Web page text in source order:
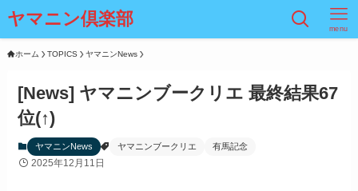
ヤマニン倶楽部 menu
ホーム TOPICS ヤマニンNews
[News] ヤマニンブークリエ 最終結果67
位(↑)
ヤマニンNews ヤマニンブークリエ 有馬記念
2025年12月11日